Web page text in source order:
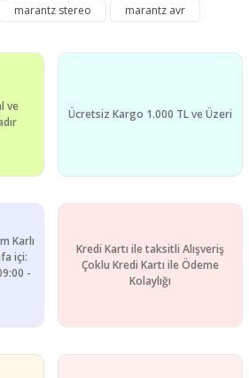
bozuk veya görüntülenemiyor.
bulunuyor.
alternatifler olmalı.
marantz stereo marantz avr
ve
Ücretsiz Kargo 1.000 TL ve Üzeri
Karlı
içi:
-
Kredi Kartı ile taksitli Alışveriş
Çoklu Kredi Kartı ile Ödeme
Kolaylığı